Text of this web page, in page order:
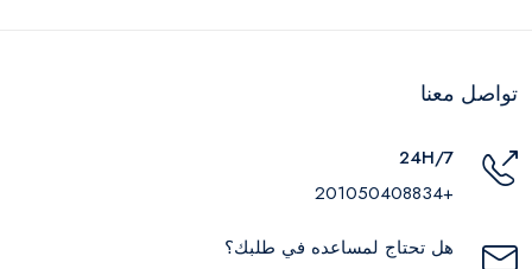
تواصل معنا
24H/7
+201050408834
هل تحتاج لمساعده في طلبك؟